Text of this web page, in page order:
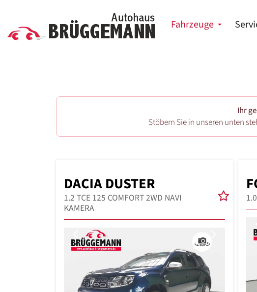
Fahrzeuge
Ihr
Stöbern Sie in unseren unten
DACIA DUSTER
1.2 TCE 125 COMFORT 2WD NAVI
KAMERA
Previous